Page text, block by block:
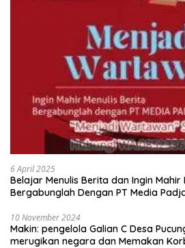
6 April 2025
Belajar Menulis Berita dan Ingin Mahir
Bergabunglah Dengan PT Media
10 November 2024
Makin: pengelola Galian C Desa
merugikan negara dan Memakan